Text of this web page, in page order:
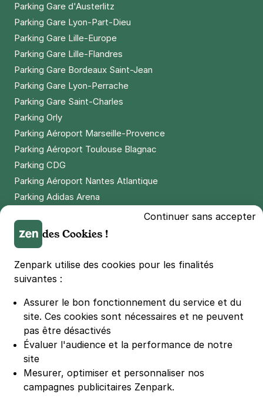
Parking Gare d'Austerlitz
Parking Gare Lyon-Part-Dieu
Parking Gare Lille-Europe
Parking Gare Lille-Flandres
Parking Gare Bordeaux Saint-Jean
Parking Gare Lyon-Perrache
Parking Gare Saint-Charles
Parking Orly
Parking Aéroport Marseille-Provence
Parking Aéroport Toulouse Blagnac
Parking CDG
Parking Aéroport Nantes Atlantique
Parking Adidas Arena
Parking LDLC Arena
Parking Stade Pierre Mauroy
Parking Groupama Stadium
Parking Vélodrome
Parking Bercy
Parking La Défense Arena
Parking Les 4 temps
Parking Nation
Parking Porte de Versailles
Parking Lille Grand Palais
Continuer sans accepter
des Cookies !
Zenpark utilise des cookies pour les finalités
suivantes :
Assurer le bon fonctionnement du service et du
site. Ces cookies sont nécessaires et ne peuvent
pas être désactivés
Évaluer l'audience et la performance de notre
site
Mesurer, optimiser et personnaliser nos
campagnes publicitaires Zenpark.